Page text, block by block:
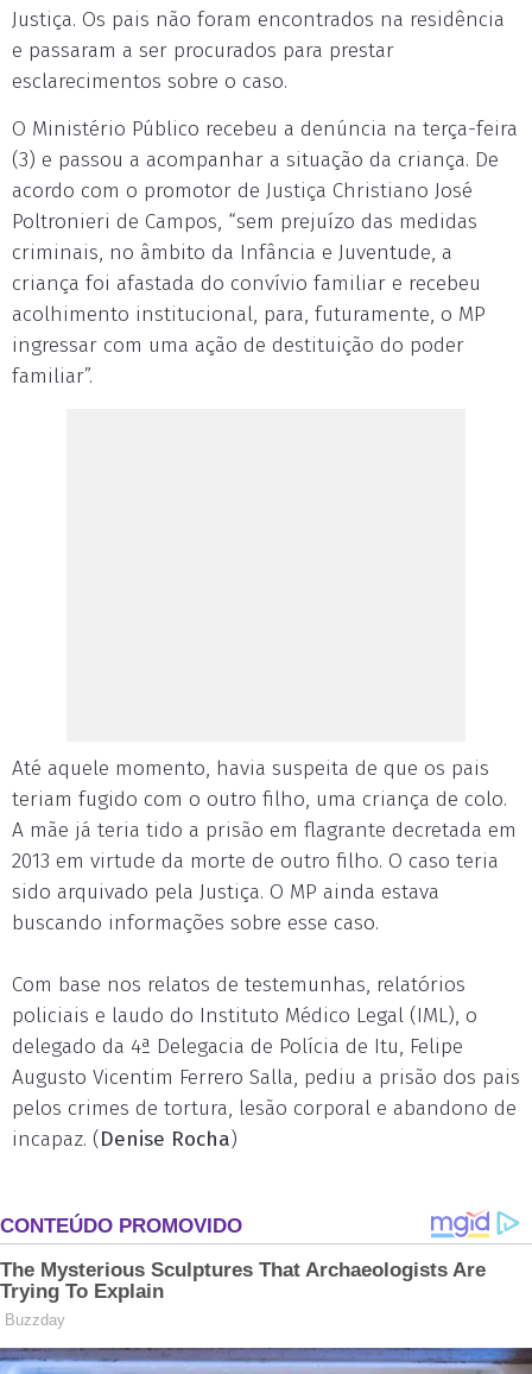
Justiça. Os pais não foram encontrados na residência
e passaram a ser procurados para prestar
esclarecimentos sobre o caso.
O Ministério Público recebeu a denúncia na terça-feira
(3) e passou a acompanhar a situação da criança. De
acordo com o promotor de Justiça Christiano José
Poltronieri de Campos, “sem prejuízo das medidas
criminais, no âmbito da Infância e Juventude, a
criança foi afastada do convívio familiar e recebeu
acolhimento institucional, para, futuramente, o MP
ingressar com uma ação de destituição do poder
familiar”.
Até aquele momento, havia suspeita de que os pais
teriam fugido com o outro filho, uma criança de colo.
A mãe já teria tido a prisão em flagrante decretada em
2013 em virtude da morte de outro filho. O caso teria
sido arquivado pela Justiça. O MP ainda estava
buscando informações sobre esse caso.
Com base nos relatos de testemunhas, relatórios
policiais e laudo do Instituto Médico Legal (IML), o
delegado da 4ª Delegacia de Polícia de Itu, Felipe
Augusto Vicentim Ferrero Salla, pediu a prisão dos pais
pelos crimes de tortura, lesão corporal e abandono de
incapaz. (Denise Rocha)